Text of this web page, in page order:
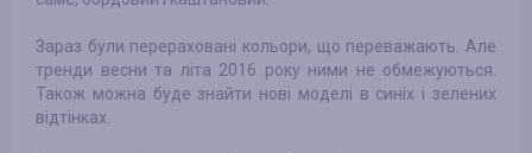
Зараз були перераховані кольори, що переважають. Але
тренди весни та літа 2016 року ними не обмежуються.
Також можна буде знайти нові моделі в синіх і зелених
відтінках.